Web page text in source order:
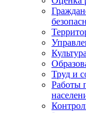
Труд и
Работы